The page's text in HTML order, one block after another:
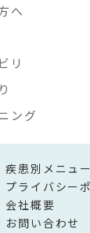
へ
リ
ング
疾患別メニュー
プライバシー
会社概要
お問い合わせ